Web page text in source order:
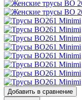
Добавить в сравнение